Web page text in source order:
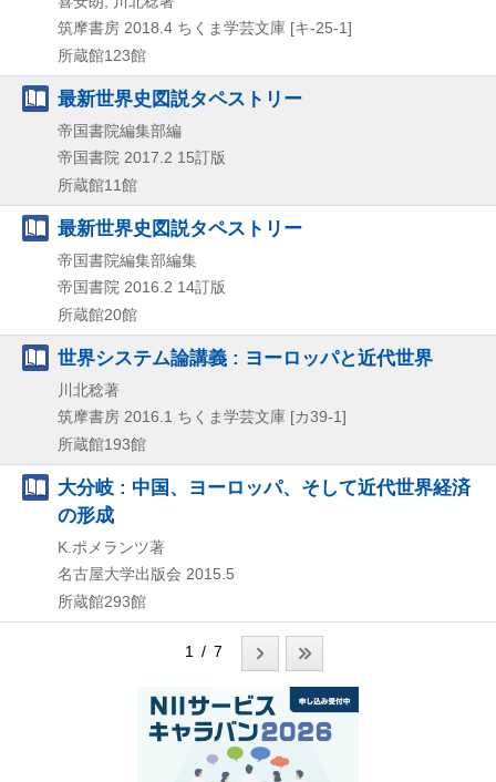
筑摩書房 2018.4 ちくま学芸文庫 [キ-25-1]
所蔵館123館
最新世界史図説タペストリー
帝国書院編集部編
帝国書院 2017.2 15訂版
所蔵館11館
最新世界史図説タペストリー
帝国書院編集部編集
帝国書院 2016.2 14訂版
所蔵館20館
世界システム論講義 : ヨーロッパと近代世界
川北稔著
筑摩書房 2016.1 ちくま学芸文庫 [カ39-1]
所蔵館193館
大分岐 : 中国、ヨーロッパ、そして近代世界経済
の形成
K.ポメランツ著
名古屋大学出版会 2015.5
所蔵館293館
1 / 7